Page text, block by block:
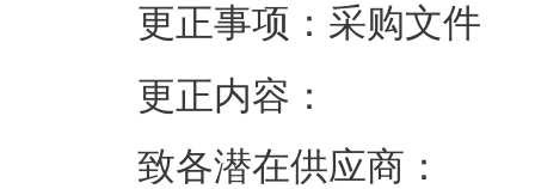
更正事项：采购文件
更正内容：
致各潜在供应商：